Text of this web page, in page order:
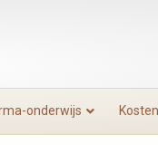
onderwijs Kosten